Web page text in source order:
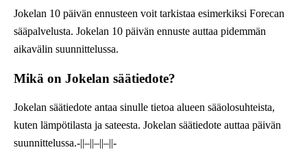
Jokelan 10 päivän ennusteen voit tarkistaa esimerkiksi Forecan
sääpalvelusta. Jokelan 10 päivän ennuste auttaa pidemmän
aikavälin suunnittelussa.
Mikä on Jokelan säätiedote?
Jokelan säätiedote antaa sinulle tietoa alueen sääolosuhteista,
kuten lämpötilasta ja sateesta. Jokelan säätiedote auttaa päivän
suunnittelussa.-||–||–||–||-